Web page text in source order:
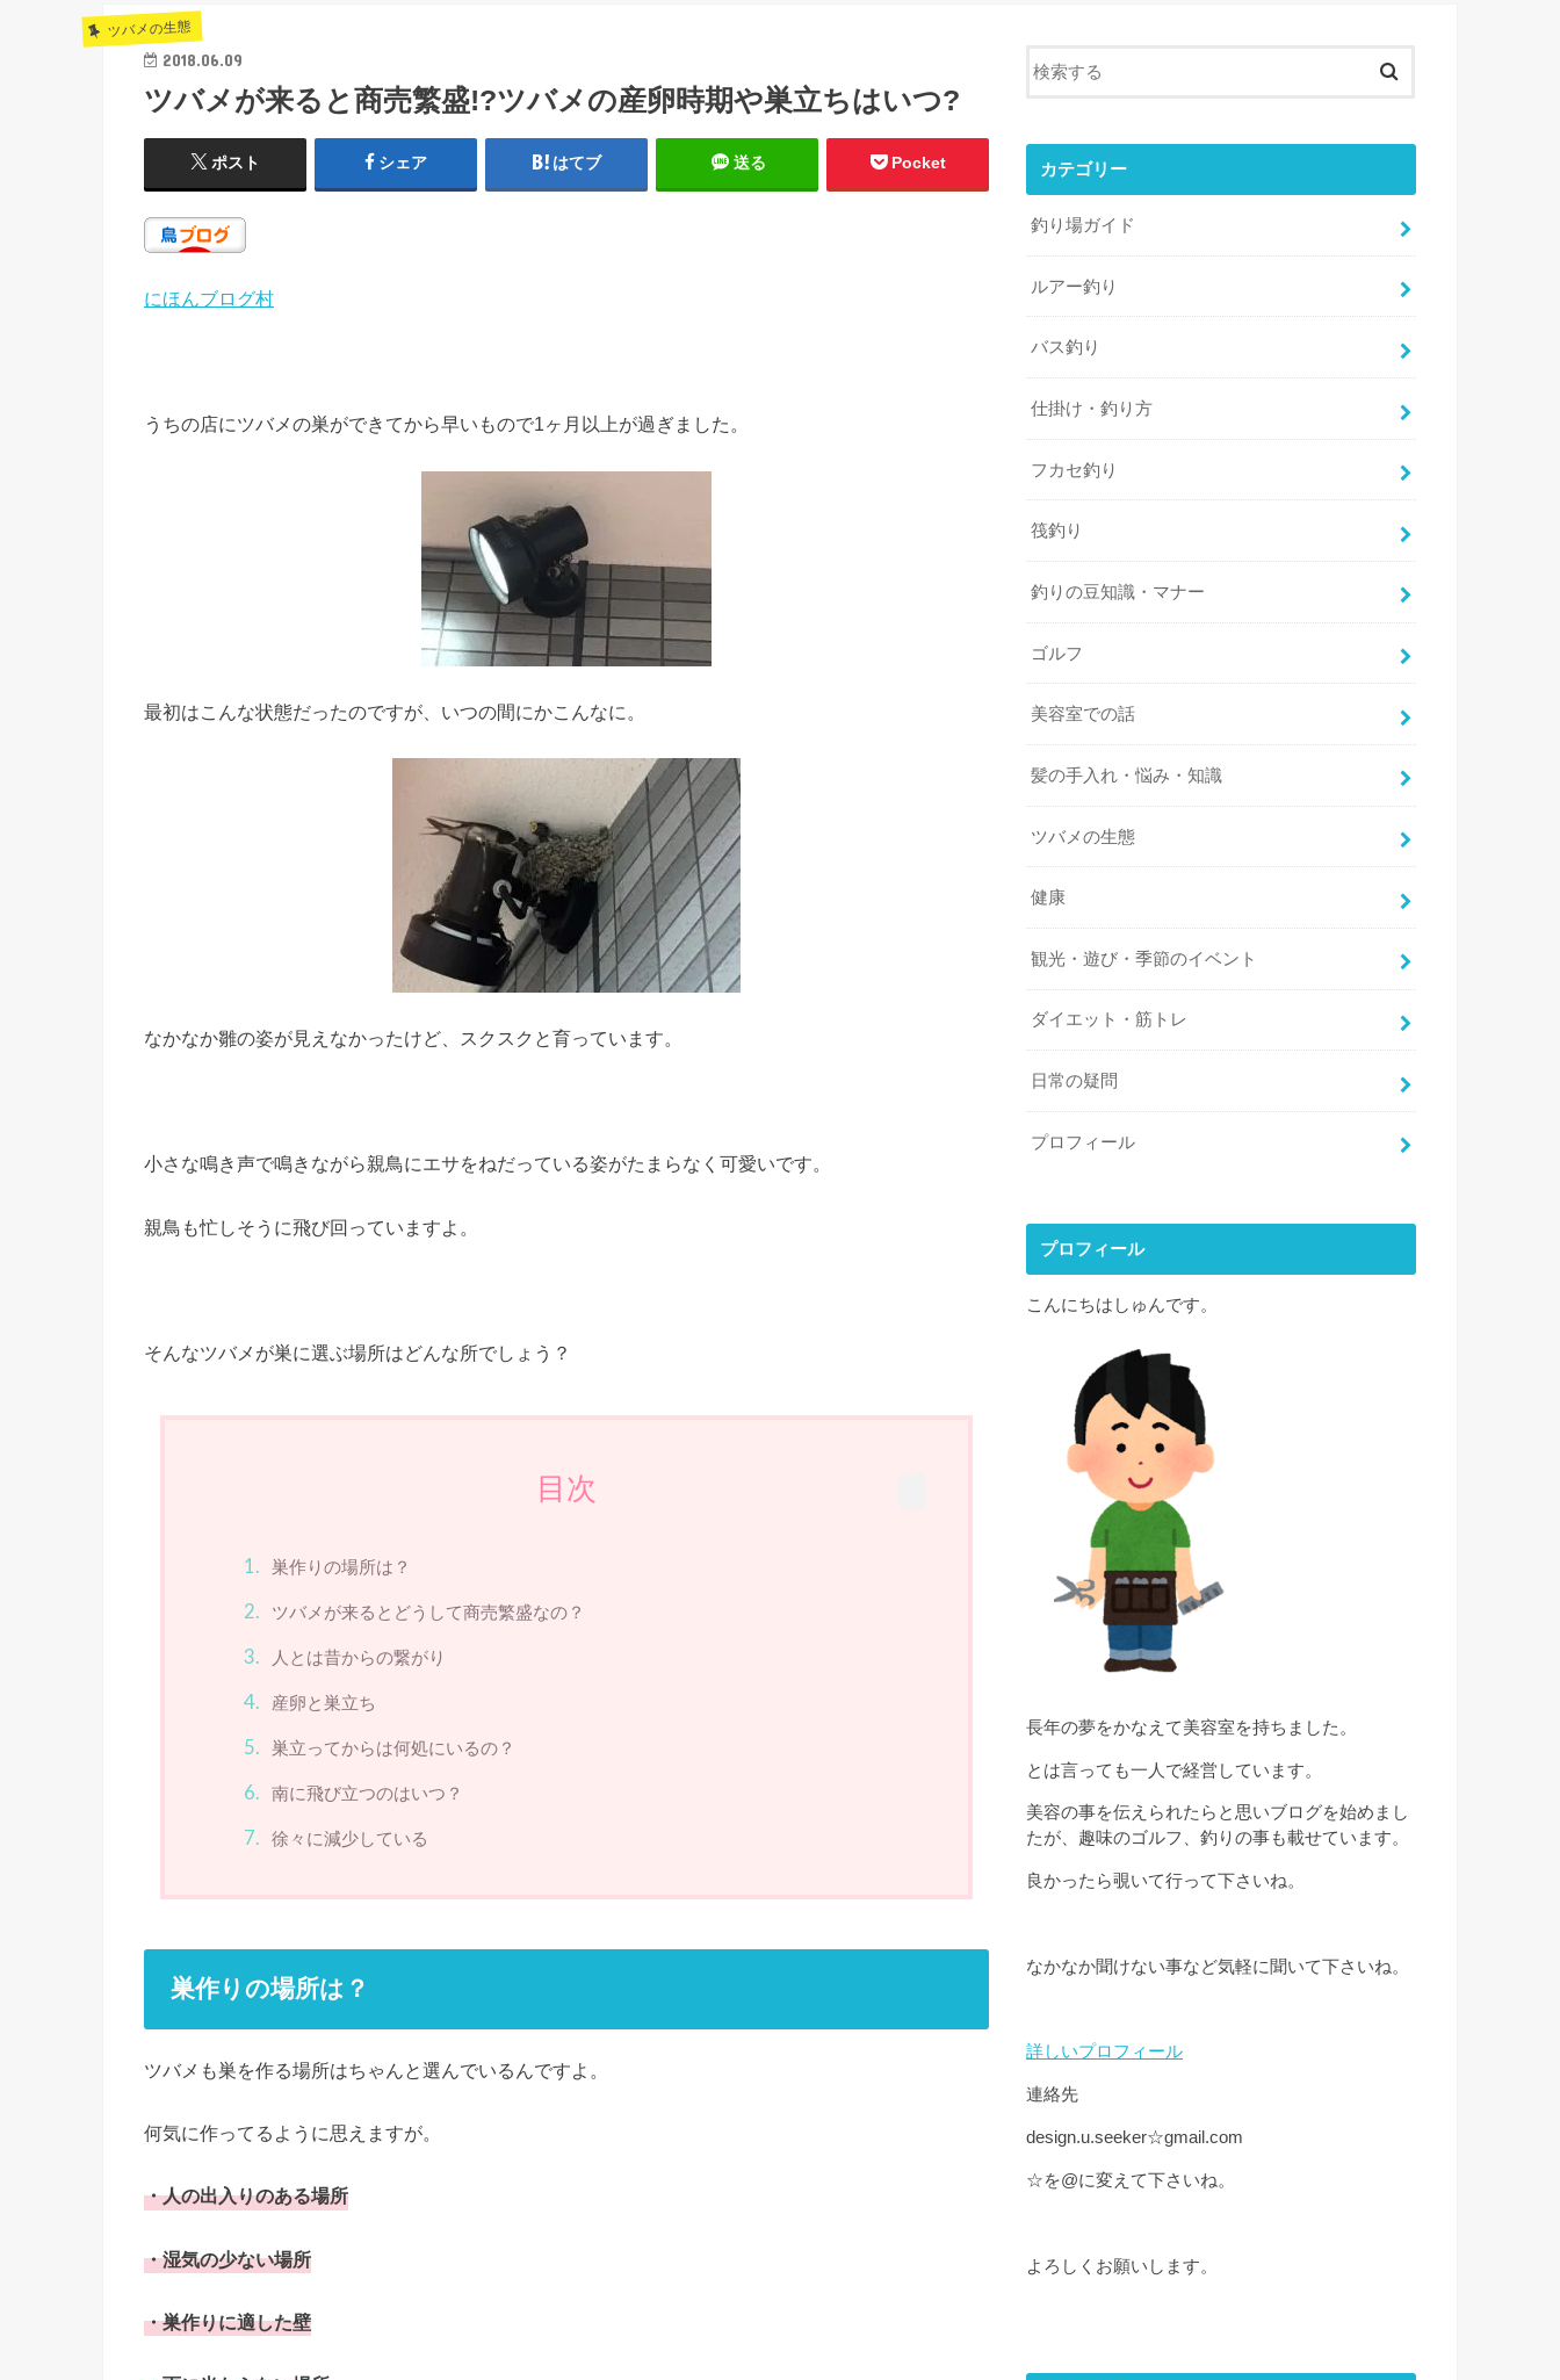
ツバメの生態
2018.06.09
ツバメが来ると商売繁盛!?ツバメの産卵時期や巣立ちはいつ?
ポスト シェア はてブ 送る Pocket
にほんブログ村
うちの店にツバメの巣ができてから早いもので1ヶ月以上が過ぎました。
最初はこんな状態だったのですが、いつの間にかこんなに。
なかなか雛の姿が見えなかったけど、スクスクと育っています。
小さな鳴き声で鳴きながら親鳥にエサをねだっている姿がたまらなく可愛いです。
親鳥も忙しそうに飛び回っていますよ。
そんなツバメが巣に選ぶ場所はどんな所でしょう？
目次
巣作りの場所は？
ツバメが来るとどうして商売繁盛なの？
人とは昔からの繋がり
産卵と巣立ち
巣立ってからは何処にいるの？
南に飛び立つのはいつ？
徐々に減少している
巣作りの場所は？
ツバメも巣を作る場所はちゃんと選んでいるんですよ。
何気に作ってるように思えますが。
・人の出入りのある場所
・湿気の少ない場所
・巣作りに適した壁
カテゴリー
釣り場ガイド
ルアー釣り
バス釣り
仕掛け・釣り方
フカセ釣り
筏釣り
釣りの豆知識・マナー
ゴルフ
美容室での話
髪の手入れ・悩み・知識
ツバメの生態
健康
観光・遊び・季節のイベント
ダイエット・筋トレ
日常の疑問
プロフィール
プロフィール
こんにちはしゅんです。
長年の夢をかなえて美容室を持ちました。
とは言っても一人で経営しています。
美容の事を伝えられたらと思いブログを始めまし
たが、趣味のゴルフ、釣りの事も載せています。
良かったら覗いて行って下さいね。
なかなか聞けない事など気軽に聞いて下さいね。
詳しいプロフィール
連絡先
design.u.seeker☆gmail.com
☆を@に変えて下さいね。
よろしくお願いします。